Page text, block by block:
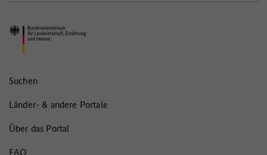
Suchen
Länder- & andere Portale
Über das Portal
FAQ